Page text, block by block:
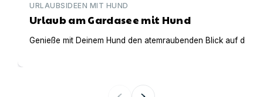
URLAUBSIDEEN MIT HUND
Urlaub am Gardasee mit Hund
Genieße mit Deinem Hund den atemraubenden Blick auf den